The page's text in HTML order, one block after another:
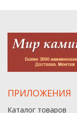
ПРИЛОЖЕНИЯ
Каталог товаров